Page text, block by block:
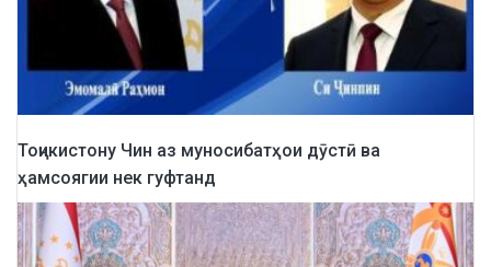
Тоҷикистону Чин аз муносибатҳои дӯстӣ ва
ҳамсоягии нек гуфтанд